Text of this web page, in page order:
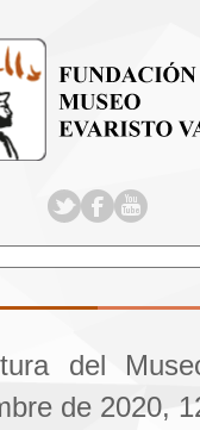
del
de 2020,